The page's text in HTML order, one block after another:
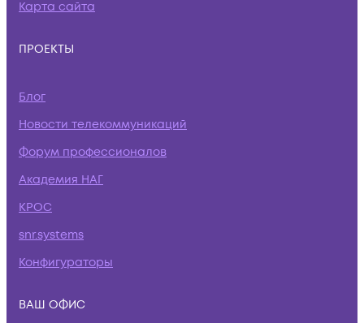
Карта сайта
ПРОЕКТЫ
Блог
Новости телекоммуникаций
Форум профессионалов
Академия НАГ
КРОС
snr.systems
Конфигураторы
ВАШ ОФИС